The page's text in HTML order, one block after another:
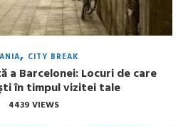
CITY BREAK
a Barcelonei: Locuri de care
în timpul vizitei tale
4439 VIEWS